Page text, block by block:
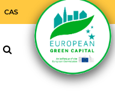
CAS